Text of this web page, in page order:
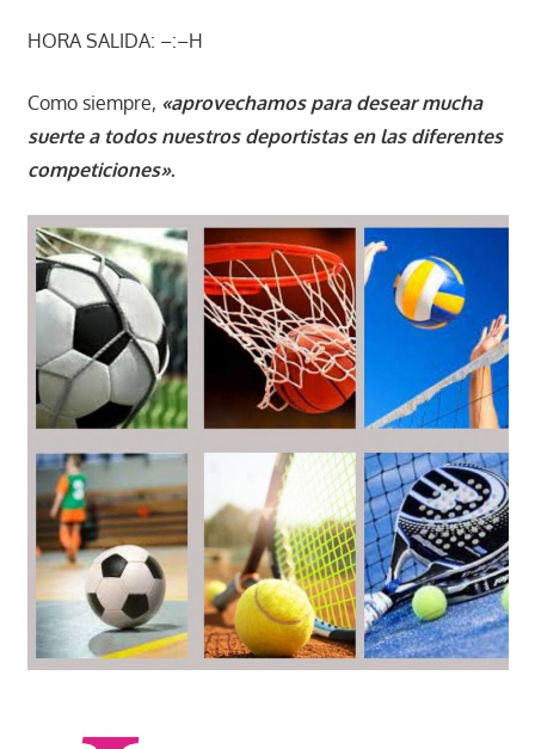
HORA SALIDA: –:–H
Como siempre, «aprovechamos para desear mucha
suerte a todos nuestros deportistas en las diferentes
competiciones».